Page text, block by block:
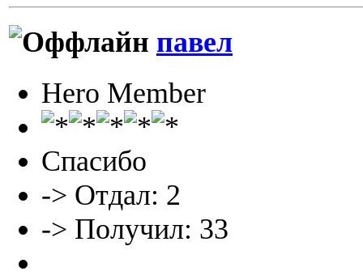
павел
Hero Member
Спасибо
-> Отдал: 2
-> Получил: 33